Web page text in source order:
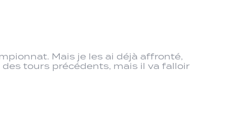
Mais je les ai déjà affronté,
tours précédents, mais il va falloir